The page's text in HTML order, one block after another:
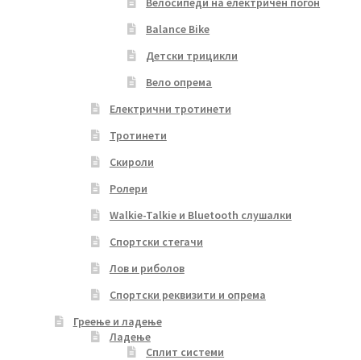
Balance Bike
Детски трицикли
Вело опрема
Електрични тротинети
Тротинети
Скироли
Ролери
Walkie-Talkie и Bluetooth слушалки
Спортски стегачи
Лов и риболов
Спортски реквизити и опрема
Греење и ладење
Ладење
Сплит системи